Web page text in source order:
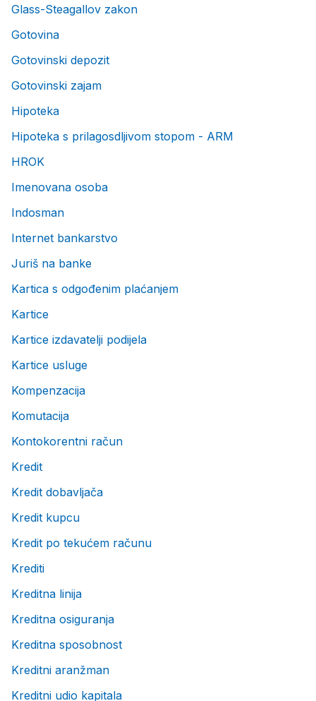
Glass-Steagallov zakon
Gotovina
Gotovinski depozit
Gotovinski zajam
Hipoteka
Hipoteka s prilagosdljivom stopom - ARM
HROK
Imenovana osoba
Indosman
Internet bankarstvo
Juriš na banke
Kartica s odgođenim plaćanjem
Kartice
Kartice izdavatelji podijela
Kartice usluge
Kompenzacija
Komutacija
Kontokorentni račun
Kredit
Kredit dobavljača
Kredit kupcu
Kredit po tekućem računu
Krediti
Kreditna linija
Kreditna osiguranja
Kreditna sposobnost
Kreditni aranžman
Kreditni udio kapitala